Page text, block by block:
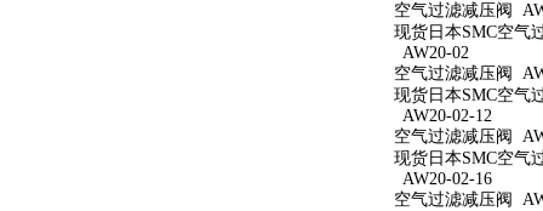
空气过滤减压阀
现货日本SMC空气
AW20-02
空气过滤减压阀
现货日本SMC空气
AW20-02-12
空气过滤减压阀
现货日本SMC空气
AW20-02-16
空气过滤减压阀